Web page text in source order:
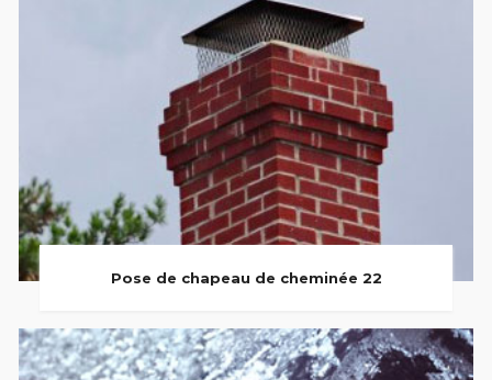
Pose de chapeau de cheminée 22